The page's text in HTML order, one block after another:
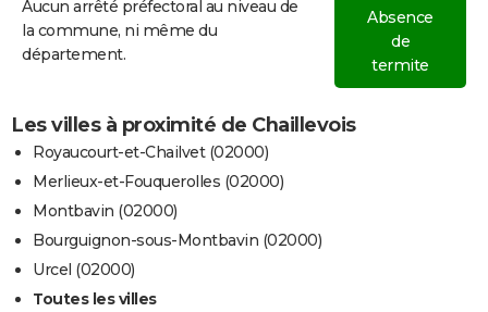
Aucun arrêté préfectoral au niveau de
la commune, ni même du
département.
Absence
de
termite
Les villes à proximité de Chaillevois
Royaucourt-et-Chailvet (02000)
Merlieux-et-Fouquerolles (02000)
Montbavin (02000)
Bourguignon-sous-Montbavin (02000)
Urcel (02000)
Toutes les villes